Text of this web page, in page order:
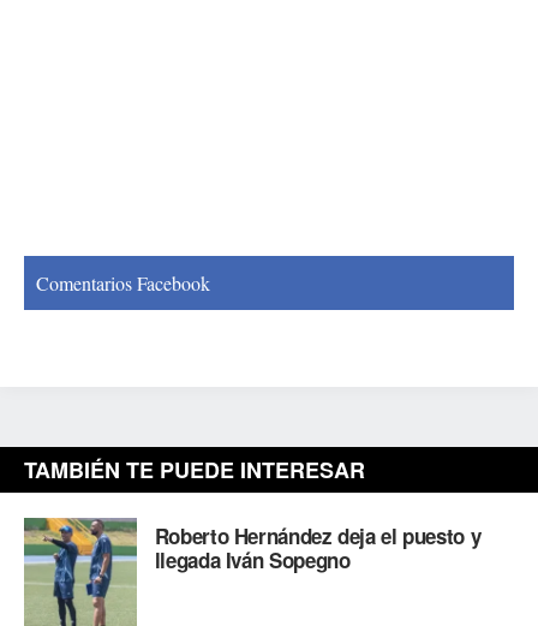
Comentarios Facebook
TAMBIÉN TE PUEDE INTERESAR
Roberto Hernández deja el puesto y
llegada Iván Sopegno